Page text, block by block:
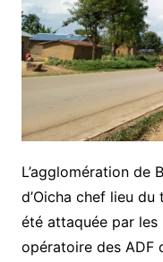
L’agglomération de
d’Oicha chef lieu
été attaquée par les
opératoire des ADF